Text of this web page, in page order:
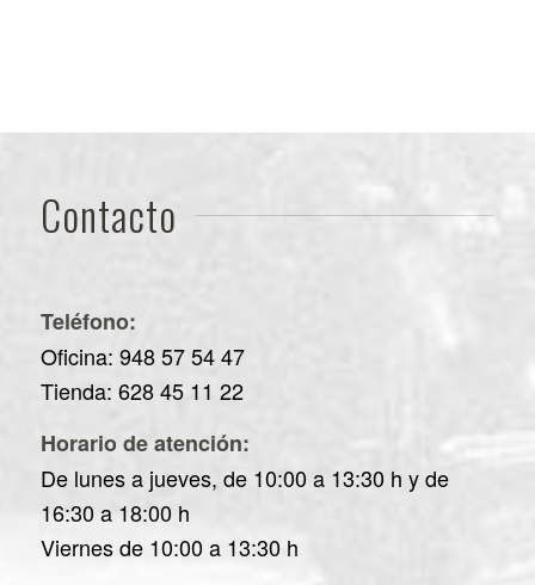
Contacto
Teléfono:
Oficina: 948 57 54 47
Tienda: 628 45 11 22
Horario de atención:
De lunes a jueves, de 10:00 a 13:30 h y de
16:30 a 18:00 h
Viernes de 10:00 a 13:30 h